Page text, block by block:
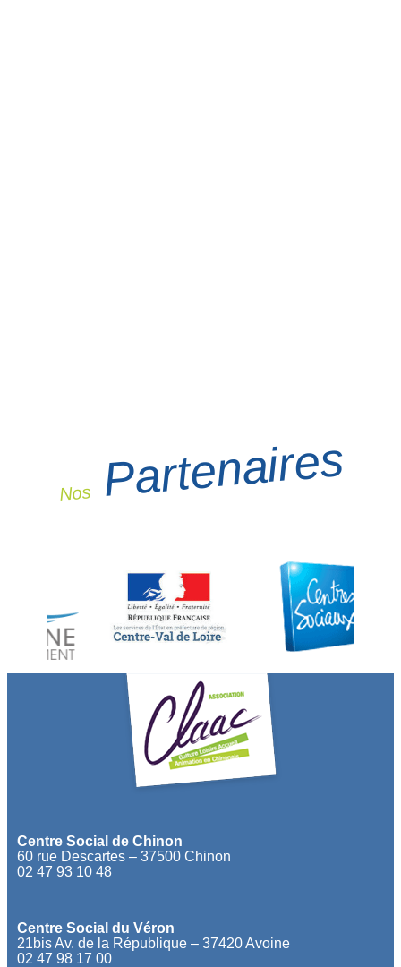
NosPartenaires
Centre Social de Chinon
60 rue Descartes – 37500 Chinon
02 47 93 10 48
Centre Social du Véron
21bis Av. de la République – 37420 Avoine
02 47 98 17 00